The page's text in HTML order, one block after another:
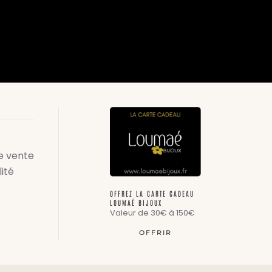
vente
OFFREZ LA CARTE CADEAU
LOUMAÉ BIJOUX
Valeur de 30€ à 150€
OFFRIR